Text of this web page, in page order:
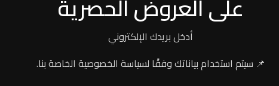
على العروض الحصرية
أدخل بريدك الإلكتروني
📌 سيتم استخدام بياناتك وفقًا لسياسة الخصوصية الخاصة بنا.